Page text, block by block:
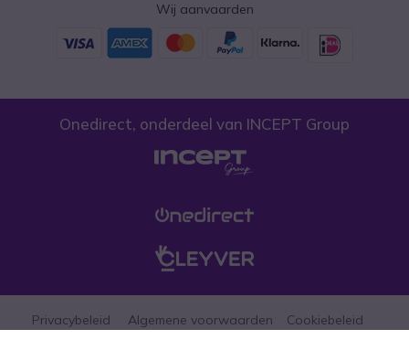
Wij aanvaarden
Onedirect, onderdeel van INCEPT Group
Privacybeleid Algemene voorwaarden Cookiebeleid